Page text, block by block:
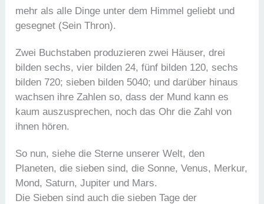
mehr als alle Dinge unter dem Himmel geliebt und
gesegnet (Sein Thron).
Zwei Buchstaben produzieren zwei Häuser, drei
bilden sechs, vier bilden 24, fünf bilden 120, sechs
bilden 720; sieben bilden 5040; und darüber hinaus
wachsen ihre Zahlen so, dass der Mund kann es
kaum auszusprechen, noch das Ohr die Zahl von
ihnen hören.
So nun, siehe die Sterne unserer Welt, den
Planeten, die sieben sind, die Sonne, Venus, Merkur,
Mond, Saturn, Jupiter und Mars.
Die Sieben sind auch die sieben Tage der